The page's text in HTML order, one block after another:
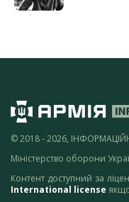
© 2018 - 2026,
Міністерство оборони
Контент доступний за
International license